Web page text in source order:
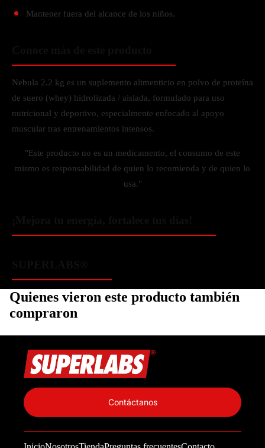
Mantener fuera del alcance de los niños.
Nebula 2.2 kg es un suplemento alimenticio en polvo de proteína
de suero (whey) hidrolizada / aislada, formulado para uso
nutricional y deportivo, especialmente enfocado al apoyo
muscular tras entrenamientos intensos.
"Este producto no es un medicamento, el consumo de este
mismo es responsabilidad de quien lo recomienda y de quien lo
usa."
Quienes vieron este producto también
compraron
Contáctanos
Información de contacto
Política de reembolso
Términos del servicio